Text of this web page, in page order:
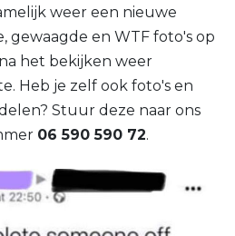
weer een nieuwe
gewaagde en WTF foto's op
het bekijken weer
Heb je zelf ook foto's en
Stuur deze naar ons
06 590 590 72.